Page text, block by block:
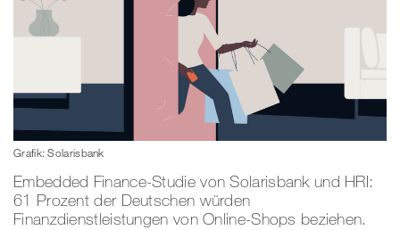
Grafik: Solarisbank
Embedded Finance-Studie von Solarisbank und HRI:
61 Prozent der Deutschen würden
Finanzdienstleistungen von Online-Shops beziehen.